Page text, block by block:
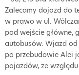
Zalecamy dojazd do
w prawo w ul.
pod wejście główne,
autobusów. Wjazd
po przebudowie Alei
pojazdów, ze